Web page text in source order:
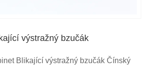
výstražný bzučák
Blikající výstražný bzučák Čínský